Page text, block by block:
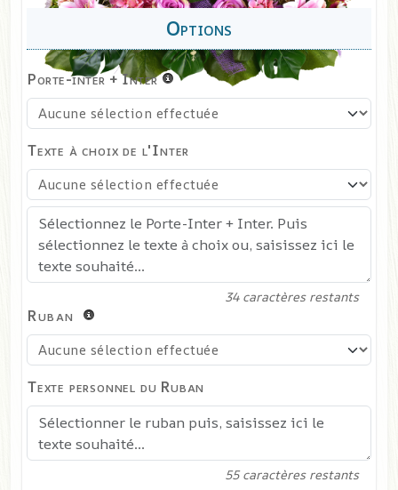
Porte-inter + Inter
Ruban
Texte à choix de l'Inter
34caractères restants
Texte personnel du Ruban
55caractères restants